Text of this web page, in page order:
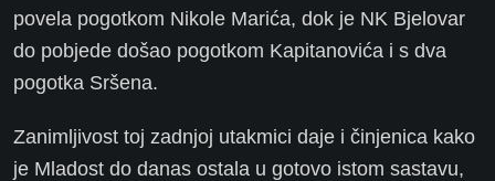
povela pogotkom Nikole Marića, dok je NK Bjelovar
do pobjede došao pogotkom Kapitanovića i s dva
pogotka Sršena.
Zanimljivost toj zadnjoj utakmici daje i činjenica kako
je Mladost do danas ostala u gotovo istom sastavu,